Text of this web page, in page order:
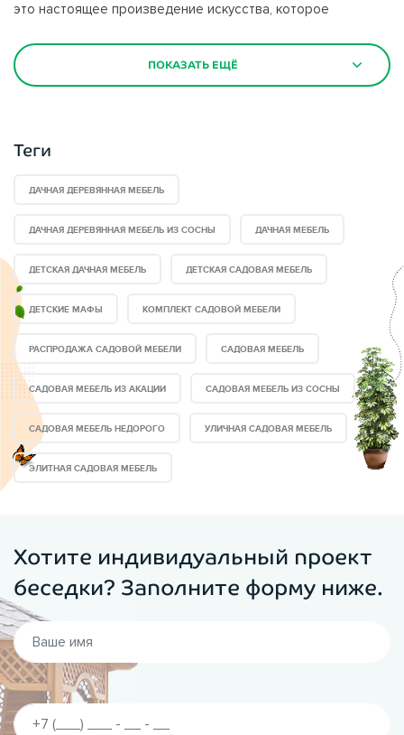
это настоящее произведение искусства, которое
уюта и гармонии с природой. Соберитесь всей семьёй или
с друзьями за этим великолепным столом и насладитесь
себе роскошь отдыха в окружении уникальной мебели,
комплект прямо сейчас и превратите свой сад в
дачного участка и сада. Правильно подобранная мебель
является не только декором сада, но также выполняет
много других бытовых функций. Вы сможете любоваться
закатом на удобной лавочке или устраивать веселые
пикники за столом.
Преимущество садовой мебелив интернет магазине
ВБеседки.Ру:
Изготовление:Мы самостоятельно изготавливаем
садовую мебель: столы, стулья, лавки, домики. Весь
процесс производится в сжатые сроки и выполняется
только из высококачественных материалов.
Вместимость:8 человек
Категория:Детская мебель: стол и стулья
ПОКАЗАТЬ ЕЩЁ
Теги
ДАЧНАЯ ДЕРЕВЯННАЯ МЕБЕЛЬ
ДАЧНАЯ ДЕРЕВЯННАЯ МЕБЕЛЬ ИЗ СОСНЫ ДАЧНАЯ МЕБЕЛЬ
ДЕТСКАЯ ДАЧНАЯ МЕБЕЛЬ ДЕТСКАЯ САДОВАЯ МЕБЕЛЬ
ДЕТСКИЕ МАФЫ КОМПЛЕКТ САДОВОЙ МЕБЕЛИ
РАСПРОДАЖА САДОВОЙ МЕБЕЛИ САДОВАЯ МЕБЕЛЬ
САДОВАЯ МЕБЕЛЬ ИЗ АКАЦИИ САДОВАЯ МЕБЕЛЬ ИЗ СОСНЫ
САДОВАЯ МЕБЕЛЬ НЕДОРОГО УЛИЧНАЯ САДОВАЯ МЕБЕЛЬ
ЭЛИТНАЯ САДОВАЯ МЕБЕЛЬ
Хотите индивидуальный проект
беседки? Заполните форму ниже.